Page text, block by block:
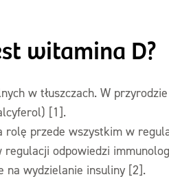
witamina D?
w tłuszczach. W
[1].
rolę przede wszystkim w
odpowiedzi
na wydzielanie insuliny [2].